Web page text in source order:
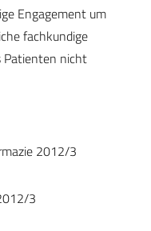
Engagement um
fachkundige
Patienten nicht
2012/3
3